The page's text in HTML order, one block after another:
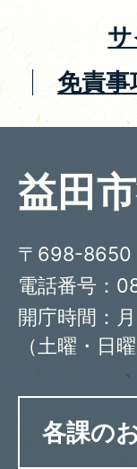
免責事
益田
〒698-8650
電話番号：
開庁時間：
（土曜・日
各課の